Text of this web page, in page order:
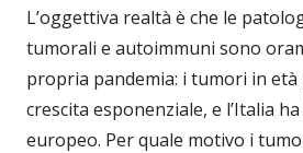
L’oggettiva realtà è che le
tumorali e autoimmuni sono
propria pandemia: i tumori in
crescita esponenziale, e l’Italia
europeo. Per quale motivo i